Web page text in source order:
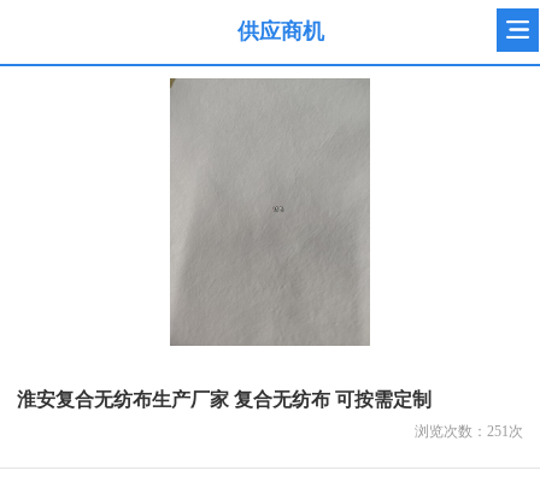
供应商机
淮安复合无纺布生产厂家 复合无纺布 可按需定制
浏览次数： 251 次